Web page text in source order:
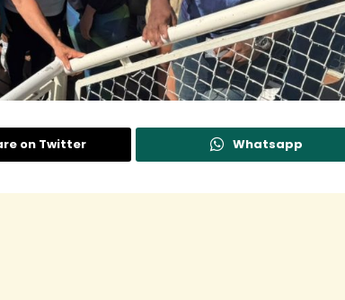
on Twitter Whatsapp